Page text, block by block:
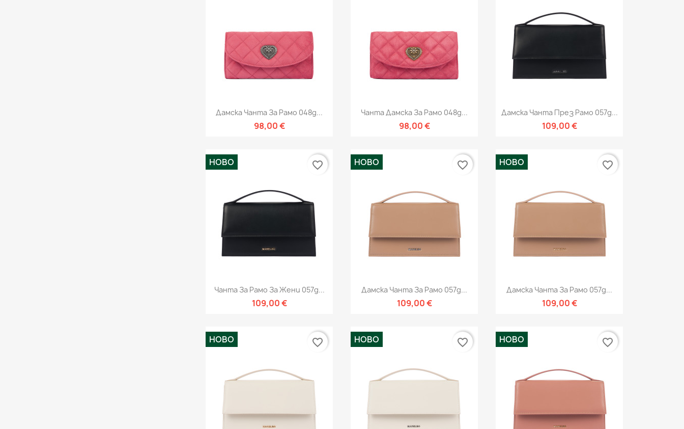
Бърз преглед
Дамска Чанта За Рамо 048g...
98,00 €
Бърз преглед
Чанта Дамска За Рамо 048g...
98,00 €
Бърз преглед
Дамска Чанта През Рамо 057g...
109,00 €
Бърз преглед
Чанта За Рамо За Жени 057g...
109,00 €
НОВО favorite_border
Бърз преглед
Дамска Чанта За Рамо 057g...
109,00 €
НОВО favorite_border
Бърз преглед
Дамска Чанта За Рамо 057g...
109,00 €
НОВО favorite_border
НОВО favorite_border НОВО favorite_border НОВО favorite_border